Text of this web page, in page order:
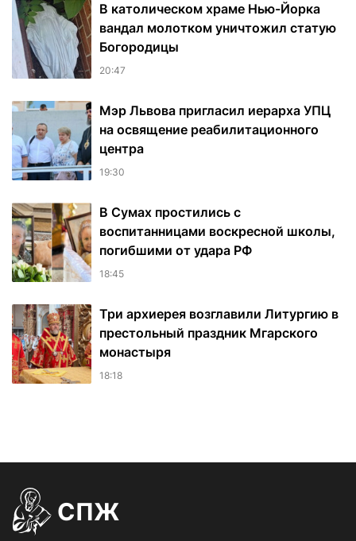
В католическом храме Нью-Йорка
вандал молотком уничтожил статую
Богородицы
20:47
Мэр Львова пригласил иерарха УПЦ
на освящение реабилитационного
центра
19:30
В Сумах простились с
воспитанницами воскресной школы,
погибшими от удара РФ
18:45
Три архиерея возглавили Литургию в
престольный праздник Мгарского
монастыря
18:18
СПЖ